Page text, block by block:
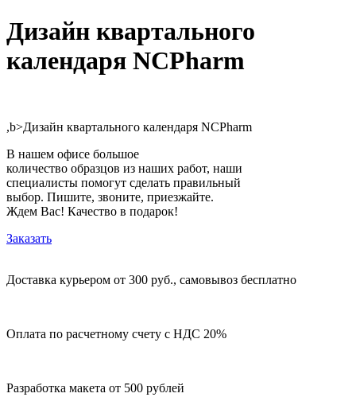
Дизайн квартального
календаря NCPharm
,b>Дизайн квартального календаря NCPharm
В нашем офисе большое
количество образцов из наших работ, наши
специалисты помогут сделать правильный
выбор. Пишите, звоните, приезжайте.
Ждем Вас! Качество в подарок!
Заказать
Доставка курьером от 300 руб., самовывоз бесплатно
Оплата по расчетному счету с НДС 20%
Разработка макета от 500 рублей